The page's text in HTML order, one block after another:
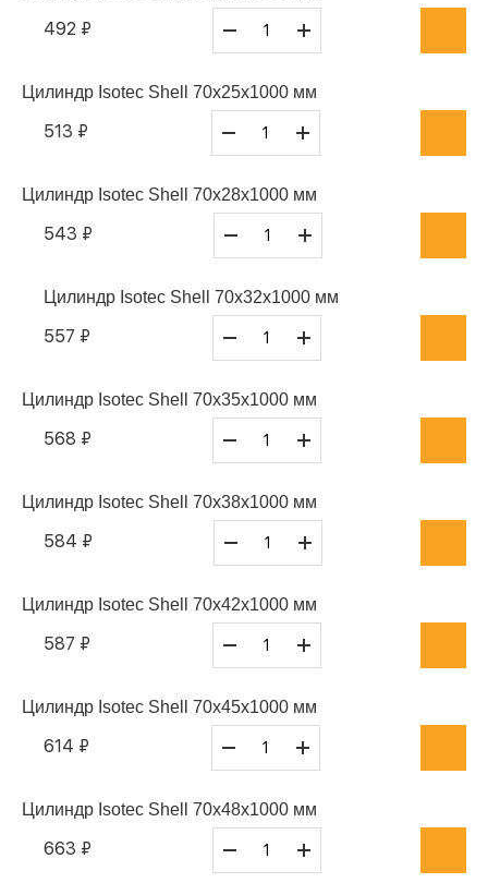
492 ₽
Цилиндр Isotec Shell 70x25x1000 мм
513 ₽
Цилиндр Isotec Shell 70x28x1000 мм
543 ₽
Цилиндр Isotec Shell 70x32x1000 мм
557 ₽
Цилиндр Isotec Shell 70x35x1000 мм
568 ₽
Цилиндр Isotec Shell 70x38x1000 мм
584 ₽
Цилиндр Isotec Shell 70x42x1000 мм
587 ₽
Цилиндр Isotec Shell 70x45x1000 мм
614 ₽
Цилиндр Isotec Shell 70x48x1000 мм
663 ₽